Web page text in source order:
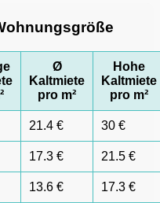
Ø
Kaltmiete
pro m²
Hohe
Kaltmiete
pro m²
21.4 € 30 €
17.3 € 21.5 €
13.6 € 17.3 €